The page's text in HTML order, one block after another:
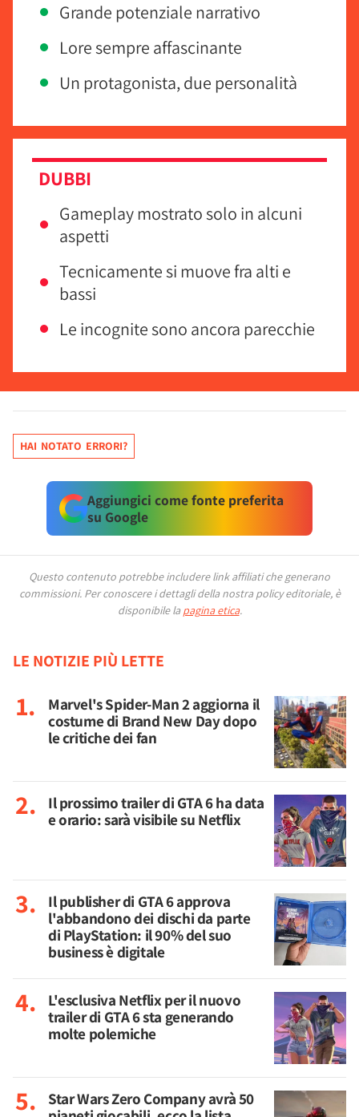
Grande potenziale narrativo
Lore sempre affascinante
Un protagonista, due personalità
DUBBI
Gameplay mostrato solo in alcuni
aspetti
Tecnicamente si muove fra alti e
bassi
Le incognite sono ancora parecchie
HAI NOTATO ERRORI?
Aggiungici come fonte preferita
su Google
Questo contenuto potrebbe includere link affiliati che generano
commissioni. Per conoscere i dettagli della nostra policy editoriale, è
disponibile la pagina etica.
LE NOTIZIE PIÙ LETTE
Marvel's Spider-Man 2 aggiorna il
costume di Brand New Day dopo
le critiche dei fan
Il prossimo trailer di GTA 6 ha data
e orario: sarà visibile su Netflix
Il publisher di GTA 6 approva
l'abbandono dei dischi da parte
di PlayStation: il 90% del suo
business è digitale
L'esclusiva Netflix per il nuovo
trailer di GTA 6 sta generando
molte polemiche
Star Wars Zero Company avrà 50